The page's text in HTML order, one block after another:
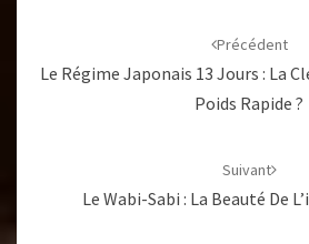
Précédent
Le Régime Japonais 13 Jours : La
Poids Rapide ?
Suivant
Le Wabi-Sabi : La Beauté De